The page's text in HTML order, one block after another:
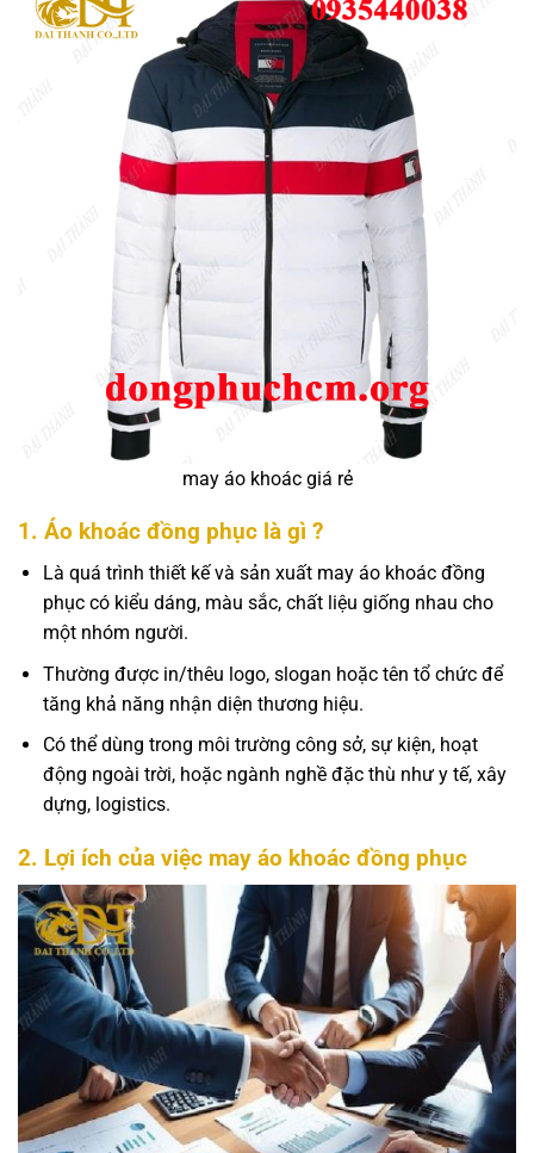
may áo khoác giá rẻ
1. Áo khoác đồng phục là gì ?
Là quá trình thiết kế và sản xuất may áo khoác đồng
phục có kiểu dáng, màu sắc, chất liệu giống nhau cho
một nhóm người.
Thường được in/thêu logo, slogan hoặc tên tổ chức để
tăng khả năng nhận diện thương hiệu.
Có thể dùng trong môi trường công sở, sự kiện, hoạt
động ngoài trời, hoặc ngành nghề đặc thù như y tế, xây
dựng, logistics.
2. Lợi ích của việc may áo khoác đồng phục